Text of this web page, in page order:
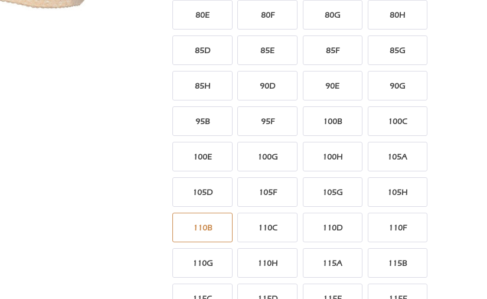
80E 80F 80G 80H
85D 85E 85F 85G
85H 90D 90E 90G
95B 95F 100B 100C
100E 100G 100H 105A
105D 105F 105G 105H
110B 110C 110D 110F
110G 110H 115A 115B